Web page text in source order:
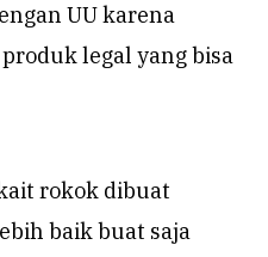
UU karena
legal yang bisa
rokok dibuat
baik buat saja